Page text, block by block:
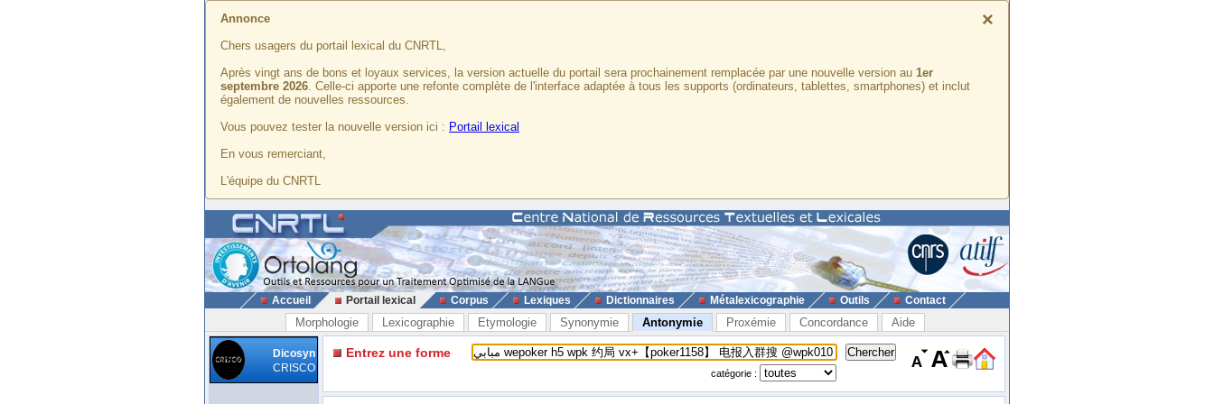
×
Annonce
Chers usagers du portail lexical du CNRTL,
Après vingt ans de bons et loyaux services, la version actuelle du portail sera prochainement remplacée par une nouvelle version au 1er
septembre 2026. Celle-ci apporte une refonte complète de l'interface adaptée à tous les supports (ordinateurs, tablettes, smartphones) et inclut
également de nouvelles ressources.
Vous pouvez tester la nouvelle version ici : Portail lexical
En vous remerciant,
L'équipe du CNRTL
Accueil Portail lexical Corpus Lexiques Dictionnaires Métalexicographie Outils Contact
Morphologie Lexicographie Etymologie Synonymie Antonymie Proxémie Concordance Aide
Dicosyn
CRISCO
Entrez une forme
catégorie :